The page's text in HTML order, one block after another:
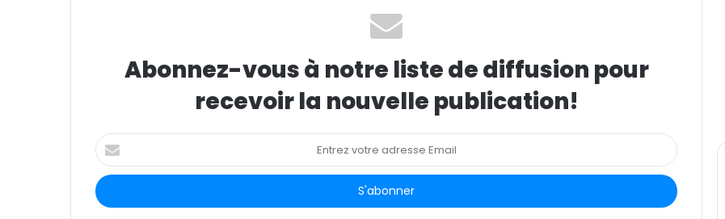
Abonnez-vous à notre liste de diffusion pour
recevoir la nouvelle publication!
E
n
r
e